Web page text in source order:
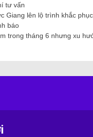
tư vấn
Giang lên lộ trình khắc
báo
trong tháng 6 nhưng xu